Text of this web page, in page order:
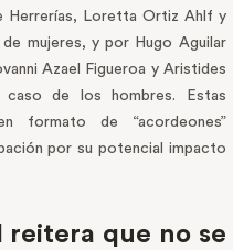
Herrerías, Loretta Ortiz Ahlf y
mujeres, y por Hugo Aguilar
Azael Figueroa y Aristides
caso de los hombres. Estas
formato de “acordeones”
por su potencial impacto
que no se